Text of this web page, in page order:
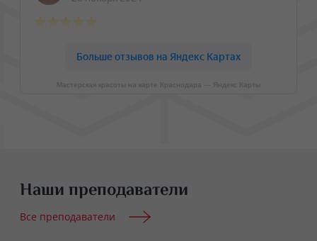
Мастерская красоты на карте Краснодара — Яндекс Карты
Наши преподаватели
Все преподаватели